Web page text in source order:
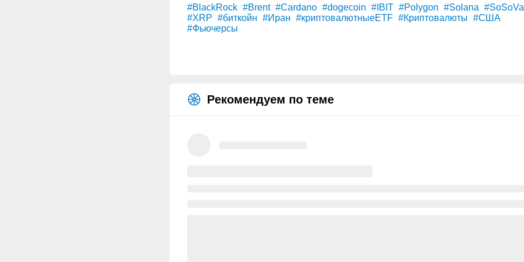
#BlackRock #Brent #Cardano #dogecoin #IBIT #Polygon #Solana
#XRP #биткойн #Иран #криптовалютныеETF #Криптовалюты #США
#Фьючерсы
Рекомендуем по теме